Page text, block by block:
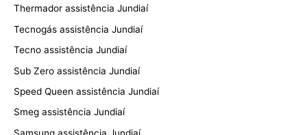
Thermador assistência Jundiaí
Tecnogás assistência Jundiaí
Tecno assistência Jundiaí
Sub Zero assistência Jundiaí
Speed Queen assistência Jundiaí
Smeg assistência Jundiaí